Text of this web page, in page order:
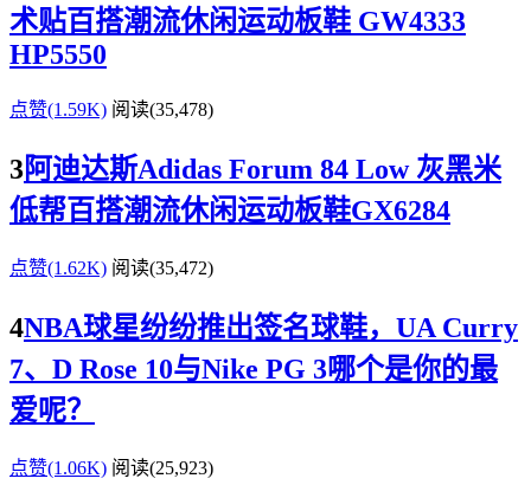
术贴百搭潮流休闲运动板鞋 GW4333
HP5550
点赞(1.59K) 阅读(35,478)
3阿迪达斯Adidas Forum 84 Low 灰黑米
低帮百搭潮流休闲运动板鞋GX6284
点赞(1.62K) 阅读(35,472)
4NBA球星纷纷推出签名球鞋，UA Curry
7、D Rose 10与Nike PG 3哪个是你的最
爱呢？
点赞(1.06K) 阅读(25,923)